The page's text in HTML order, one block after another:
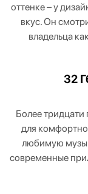
оттенке – у
вкус. Он
владельца
32
Более тридцати
для
любимую
современные